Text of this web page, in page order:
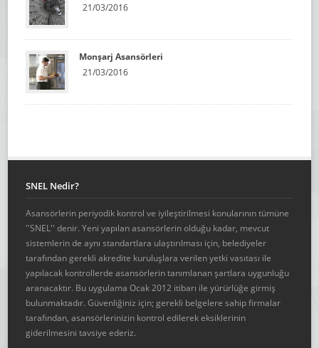
21/03/2016
Monşarj Asansörleri
21/03/2016
SNEL Nedir?
Asansörlerin periyodik kontrol ve iyileştirilmesi konularının tümüne
''SNEL'' denir. Yeni yapılan asansörlerin olduğu kadar, mevcut
sistemlerin de aynı standartlara ulaştırılması için, belediyeler
tarafından gerekli akredite kuruluşlara verilen yetki vasıtası ile
yapılacak kontrollerde asansörlerin tanımlanan şartlara uygunluğu
aranacaktır. Bu uygulama Ocak 2012 itibarı ile yürürlüğe girmiş
bulunmaktadır. Güvenliğiniz için; gerekli belgelere sahip firmalar
tarafından, asansörlerinizin kontrol edilerek eksiklerinin
giderilmesini tavsiye ederiz.